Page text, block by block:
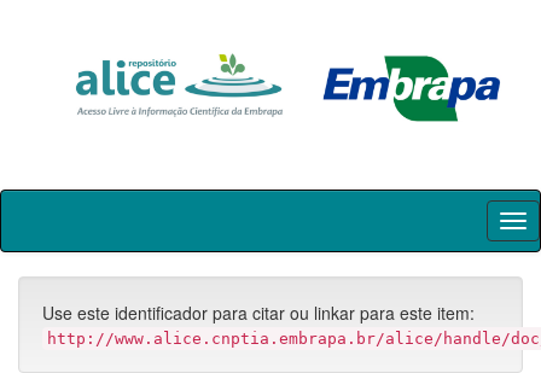
Skip
Use este identificador para citar ou linkar para este item:
http://www.alice.cnptia.embrapa.br/alice/handle/